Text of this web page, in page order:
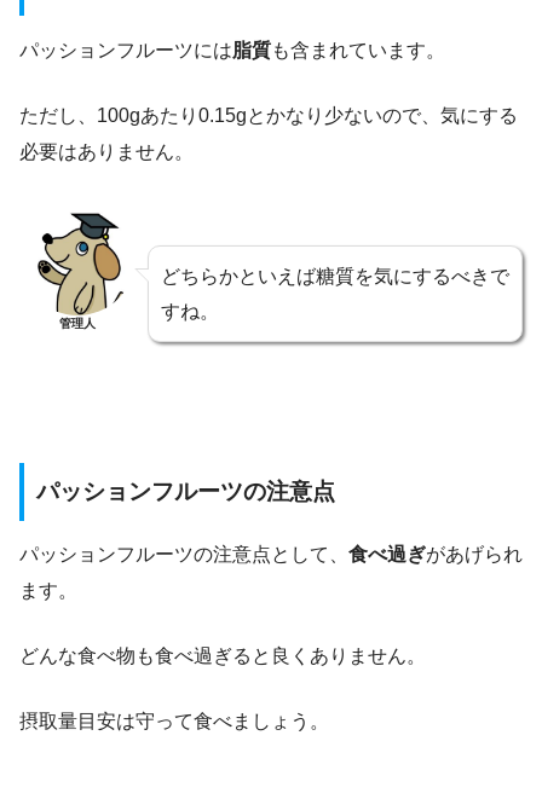
パッションフルーツには脂質も含まれています。
ただし、100gあたり0.15gとかなり少ないので、気にする
必要はありません。
管理人
どちらかといえば糖質を気にするべきで
すね。
パッションフルーツの注意点
パッションフルーツの注意点として、 食べ過ぎがあげられ
ます。
どんな食べ物も食べ過ぎると良くありません。
摂取量目安は守って食べましょう。